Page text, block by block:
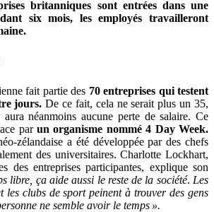
britanniques sont entrées dans une
six mois, les employés travailleront
fait partie des 70 entreprises qui testent
jours. De ce fait, cela ne serait plus un 35,
néanmoins aucune perte de salaire. Ce
parun organisme nommé 4 Day Week.
zélandaise a été développée par des chefs
des universitaires. Charlotte Lockhart,
des entreprises participantes, explique son
libre, ça aide aussi le reste de la société. Les
les clubs de sport peinent à trouver des gens
ne semble avoir le temps ».